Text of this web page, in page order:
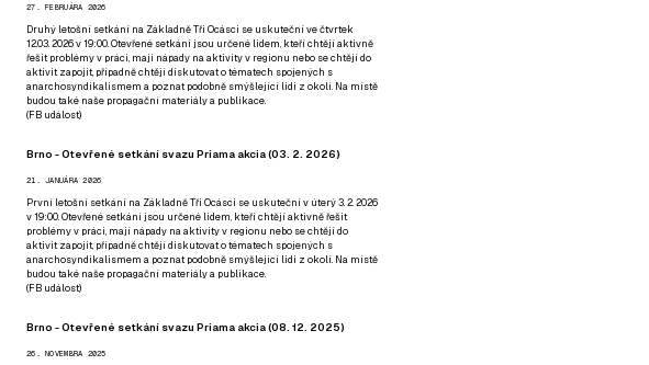
27. FEBRUÁRA 2026
Druhý letošní setkání na Základně Tři Ocásci se uskuteční ve čtvrtek
12.03. 2026 v 19:00. Otevřené setkání jsou určené lidem, kteří chtějí aktivně
řešit problémy v práci, mají nápady na aktivity v regionu nebo se chtějí do
aktivit zapojit, případně chtějí diskutovat o tématech spojených s
anarchosyndikalismem a poznat podobně smýšlející lidi z okolí. Na místě
budou také naše propagační materiály a publikace.
(FB událost)
Brno - Otevřené setkání svazu Priama akcia (03. 2. 2026)
21. JANUÁRA 2026
První letošní setkání na Základně Tři Ocásci se uskuteční v úterý 3. 2. 2026
v 19:00. Otevřené setkání jsou určené lidem, kteří chtějí aktivně řešit
problémy v práci, mají nápady na aktivity v regionu nebo se chtějí do
aktivit zapojit, případně chtějí diskutovat o tématech spojených s
anarchosyndikalismem a poznat podobně smýšlející lidi z okolí. Na místě
budou také naše propagační materiály a publikace.
(FB událost)
Brno - Otevřené setkání svazu Priama akcia (08. 12. 2025)
26. NOVEMBRA 2025